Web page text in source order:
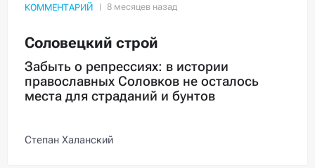
КОММЕНТАРИЙ
Соловецкий строй
Забыть о репрессиях: в истории
православных Соловков не осталось
места для страданий и бунтов
Степан Халанский